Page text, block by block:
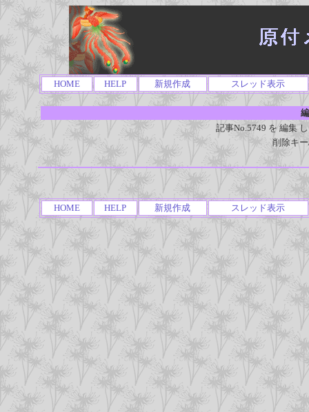
HOME HELP 新規作成 スレッド表示
記事No.5749 を 編集
削除キ
HOME HELP 新規作成 スレッド表示